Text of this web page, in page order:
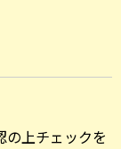
上チェックを